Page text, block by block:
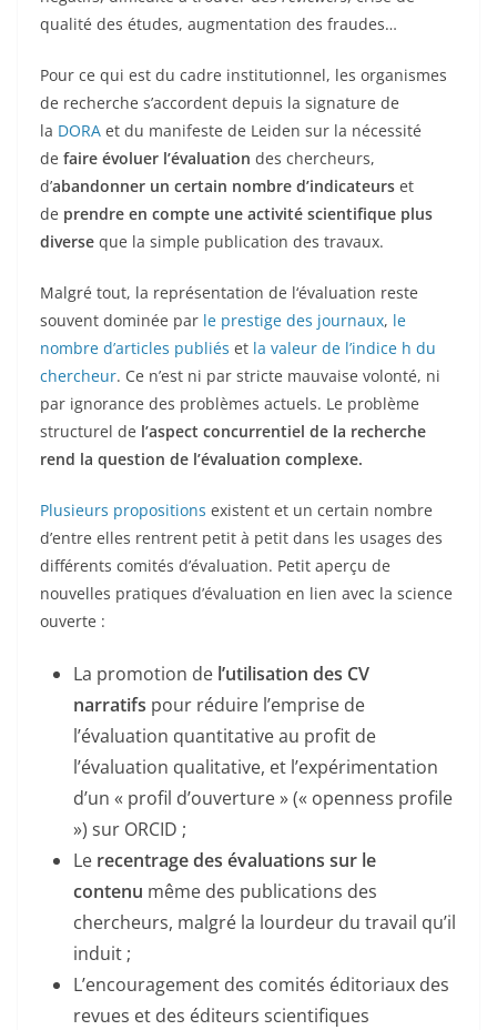
qualité des études, augmentation des fraudes…
Pour ce qui est du cadre institutionnel, les organismes
de recherche s’accordent depuis la signature de
la DORA et du manifeste de Leiden sur la nécessité
de faire évoluer l’évaluation des chercheurs,
d’abandonner un certain nombre d’indicateurs et
de prendre en compte une activité scientifique plus
diverse que la simple publication des travaux.
Malgré tout, la représentation de l‘évaluation reste
souvent dominée par le prestige des journaux, le
nombre d’articles publiés et la valeur de l’indice h du
chercheur. Ce n’est ni par stricte mauvaise volonté, ni
par ignorance des problèmes actuels. Le problème
structurel de l’aspect concurrentiel de la recherche
rend la question de l’évaluation complexe.
Plusieurs propositions existent et un certain nombre
d’entre elles rentrent petit à petit dans les usages des
différents comités d’évaluation. Petit aperçu de
nouvelles pratiques d’évaluation en lien avec la science
ouverte :
La promotion de l’utilisation des CV
narratifs pour réduire l’emprise de
l’évaluation quantitative au profit de
l’évaluation qualitative, et l’expérimentation
d’un « profil d’ouverture » (« openness profile
») sur ORCID ;
Le recentrage des évaluations sur le
contenu même des publications des
chercheurs, malgré la lourdeur du travail qu’il
induit ;
L’encouragement des comités éditoriaux des
revues et des éditeurs scientifiques